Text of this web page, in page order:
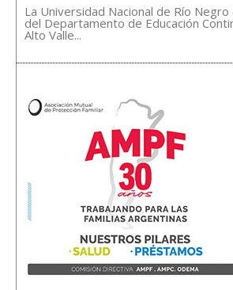
La Universidad Nacional de Río
del Departamento de Educación
Alto Valle...